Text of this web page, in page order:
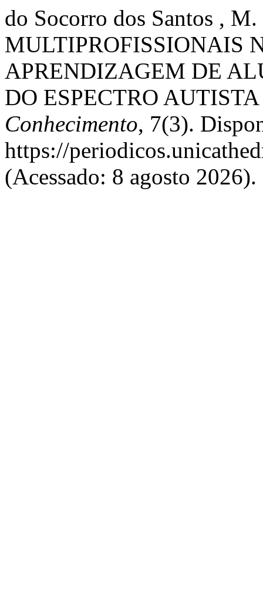
do Socorro dos Santos ,
MULTIPROFISSIONAIS
APRENDIZAGEM DE
DO ESPECTRO
Conhecimento, 7(3).
https://
(Acessado: 8 agosto 2026).